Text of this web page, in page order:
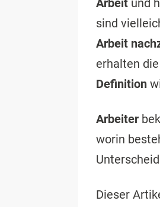
Arbeit und
sind
Arbeit
erhalten
Definition
Arbeiter
worin
Dieser